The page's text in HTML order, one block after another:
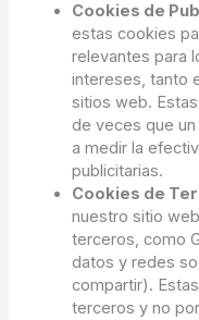
Cookies de
estas cookies
relevantes para
intereses, tanto
sitios web.
de veces que un
a medir la
publicitarias.
Cookies de
nuestro sitio
terceros, como
datos y redes
compartir).
terceros y no